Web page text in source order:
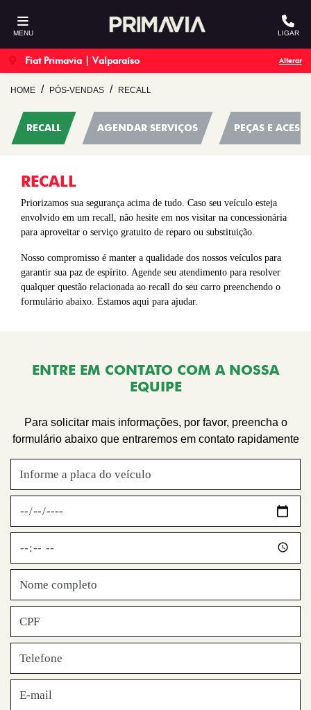
MENU LIGAR
Fiat Primavia | Valparaíso Alterar
HOME PÓS-VENDAS RECALL
AGENDAR SERVIÇOS PEÇAS E
RECALL
RECALL
Priorizamos sua segurança acima de tudo. Caso seu veículo esteja
envolvido em um recall, não hesite em nos visitar na concessionária
para aproveitar o serviço gratuito de reparo ou substituição.
Nosso compromisso é manter a qualidade dos nossos veículos para
garantir sua paz de espírito. Agende seu atendimento para resolver
qualquer questão relacionada ao recall do seu carro preenchendo o
formulário abaixo. Estamos aqui para ajudar.
ENTRE EM CONTATO COM A NOSSA
EQUIPE
Para solicitar mais informações, por favor, preencha o
formulário abaixo que entraremos em contato rapidamente